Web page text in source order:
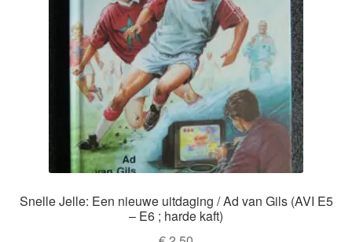
Snelle Jelle: Een nieuwe uitdaging / Ad van Gils (AVI E5
– E6 ; harde kaft)